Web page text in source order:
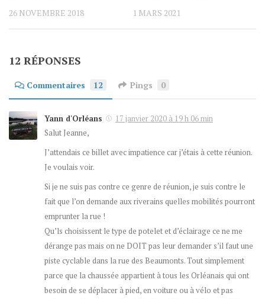
26 NOVEMBRE 2018 1 MARS 2021
12 RÉPONSES
Commentaires 12 Pings 0
Yann d'Orléans
17 janvier 2020 à 19 h 06 min
Salut Jeanne,
J’attendais ce billet avec impatience car j’étais à cette réunion.
Je voulais voir.
Si je ne suis pas contre ce genre de réunion, je suis contre le
fait que l’on demande aux riverains quelles mobilités pourront
emprunter la rue !
Qu’ls choisissent le type de potelet et d’éclairage ce ne me
dérange pas mais on ne DOIT pas leur demander s’il faut une
piste cyclable dans la rue des Beaumonts. Tout simplement
parce que la chaussée appartient à tous les Orléanais qui ont
besoin de se déplacer à pied, en voiture ou à vélo et pas